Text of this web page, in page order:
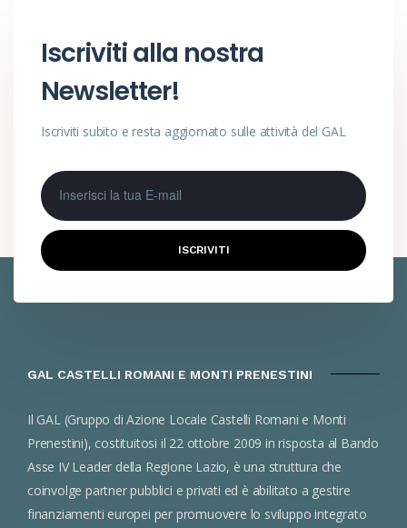
Iscriviti alla nostra
Newsletter!
Iscriviti subito e resta aggiornato sulle attività del GAL
ISCRIVITI
GAL CASTELLI ROMANI E MONTI PRENESTINI
Il GAL (Gruppo di Azione Locale Castelli Romani e Monti
Prenestini), costituitosi il 22 ottobre 2009 in risposta al Bando
Asse IV Leader della Regione Lazio, è una struttura che
coinvolge partner pubblici e privati ed è abilitato a gestire
finanziamenti europei per promuovere lo sviluppo integrato